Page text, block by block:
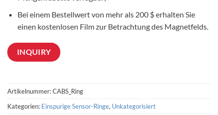
Bei einem Bestellwert von mehr als 200 $ erhalten Sie
einen kostenlosen Film zur Betrachtung des Magnetfelds.
INQUIRY
Artikelnummer:CABS_Ring
Kategorien: Einspurige Sensor-Ringe, Unkategorisiert